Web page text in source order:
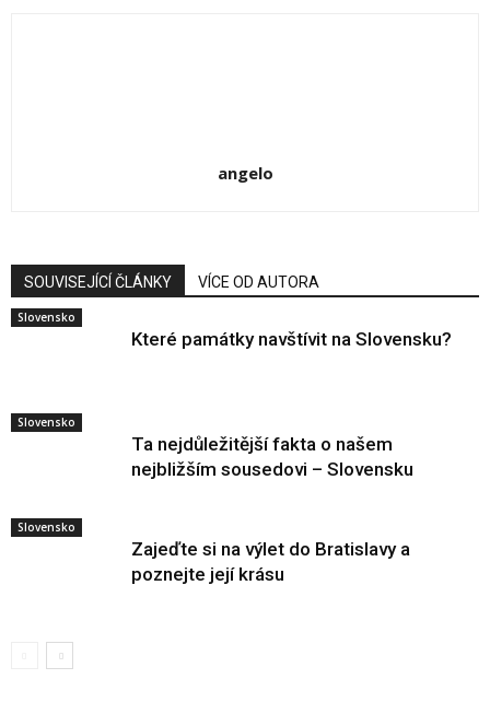
angelo
SOUVISEJÍCÍ ČLÁNKY VÍCE OD AUTORA
Slovensko
Které památky navštívit na Slovensku?
Slovensko
Ta nejdůležitější fakta o našem
nejbližším sousedovi – Slovensku
Slovensko
Zajeďte si na výlet do Bratislavy a
poznejte její krásu